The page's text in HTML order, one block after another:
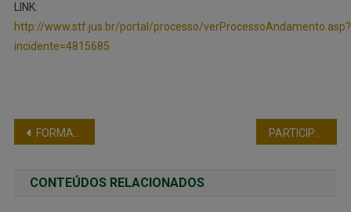
LINK:
http://www.stf.jus.br/portal/processo/verProcessoAndamento.asp?
incidente=4815685
FORMATURA DO CURSO DE ASSESSORIA PARLAMENTAR DA FENEME PARTICIPAÇÃO DA FENEME EM EVENTOS EM SANTA CATARINA E NO CEARÁ
CONTEÚDOS RELACIONADOS